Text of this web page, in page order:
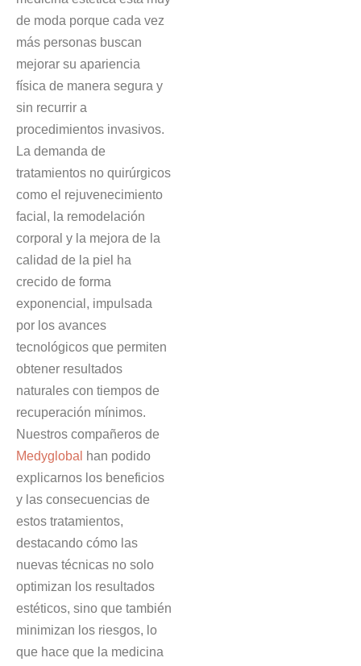
de moda porque cada vez
más personas buscan
mejorar su apariencia
física de manera segura y
sin recurrir a
procedimientos invasivos.
La demanda de
tratamientos no quirúrgicos
como el rejuvenecimiento
facial, la remodelación
corporal y la mejora de la
calidad de la piel ha
crecido de forma
exponencial, impulsada
por los avances
tecnológicos que permiten
obtener resultados
naturales con tiempos de
recuperación mínimos.
Nuestros compañeros de
Medyglobal han podido
explicarnos los beneficios
y las consecuencias de
estos tratamientos,
destacando cómo las
nuevas técnicas no solo
optimizan los resultados
estéticos, sino que también
minimizan los riesgos, lo
que hace que la medicina